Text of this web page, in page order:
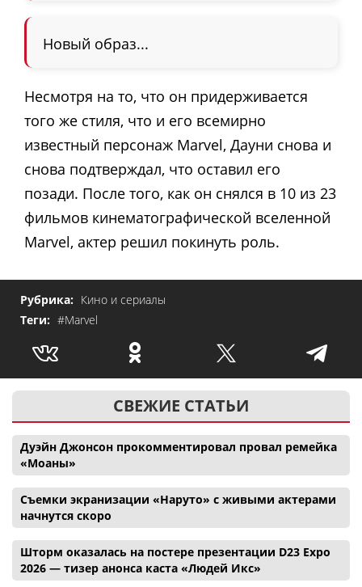
Новый образ...
Несмотря на то, что он придерживается
того же стиля, что и его всемирно
известный персонаж Marvel, Дауни снова и
снова подтверждал, что оставил его
позади. После того, как он снялся в 10 из 23
фильмов кинематографической вселенной
Marvel, актер решил покинуть роль.
Рубрика: Кино и сериалы
Теги: #Marvel
СВЕЖИЕ СТАТЬИ
Дуэйн Джонсон прокомментировал провал ремейка
«Моаны»
Съемки экранизации «Наруто» с живыми актерами
начнутся скоро
Шторм оказалась на постере презентации D23 Expo
2026 — тизер анонса каста «Людей Икс»